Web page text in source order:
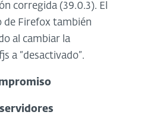
corregida (39.0.3). El
de Firefox también
al cambiar la
a “desactivado”.